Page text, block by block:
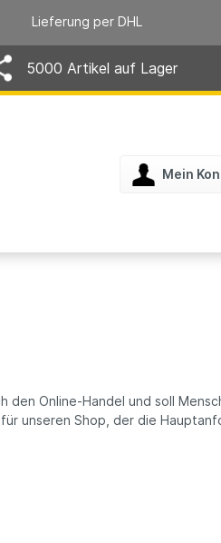
Lieferung per DHL
5000 Artikel auf Lager
Mein
Online-Handel und soll
unseren Shop, der die